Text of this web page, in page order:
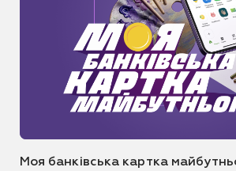
Моя банківська картка